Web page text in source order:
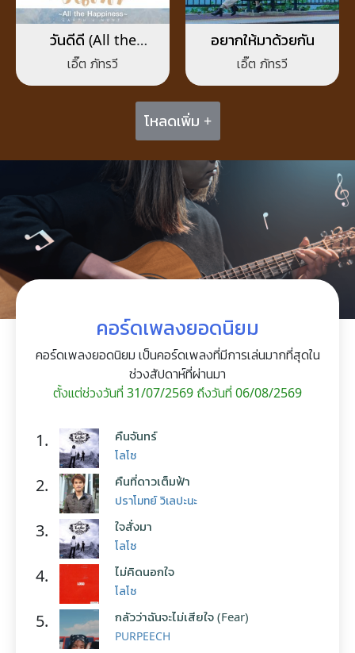
วันดีดี (All the
Happiness)
เอิ๊ต ภัทรวี
อยากให้มาด้วยกัน
เอิ๊ต ภัทรวี
โหลดเพิ่ม +
คอร์ดเพลงยอดนิยม
คอร์ดเพลงยอดนิยม เป็นคอร์ดเพลงที่มีการเล่นมากที่สุดใน
ช่วงสัปดาห์ที่ผ่านมา
ตั้งแต่ช่วงวันที่ 31/07/2569 ถึงวันที่ 06/08/2569
1. คืนจันทร์
โลโซ
2. คืนที่ดาวเต็มฟ้า
ปราโมทย์ วิเลปะนะ
3. ใจสั่งมา
โลโซ
4. ไม่คิดนอกใจ
โลโซ
5. กลัวว่าฉันจะไม่เสียใจ (Fear)
PURPEECH